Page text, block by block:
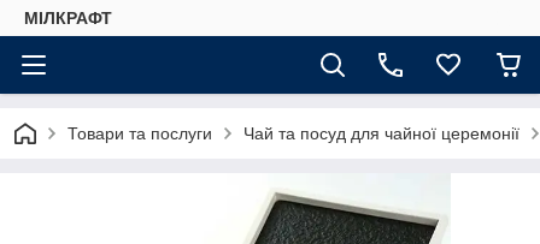
МІЛКРАФТ
Товари та послуги Чай та посуд для чайної церемонії